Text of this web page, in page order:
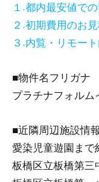
１.都内最安値で
２.初期費用のお
３.内覧・リモー
■物件名フリガナ
プラチナフォルム
■近隣周辺施設情報
愛染児童遊園まで
板橋区立板橋第三